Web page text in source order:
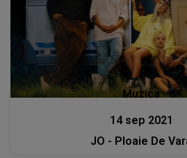
Muzica
14 sep 2021
JO - Ploaie De